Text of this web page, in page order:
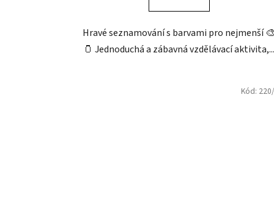
Hravé seznamování s barvami pro nejmenší 🎨
🫙 Jednoduchá a zábavná vzdělávací aktivita,...
Kód: